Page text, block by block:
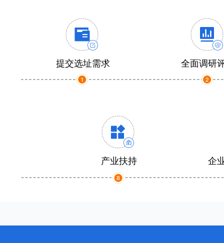
提交选址需求 全面调研
产业扶持 企